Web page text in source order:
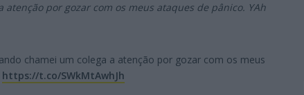
por gozar com os meus ataques de pânico. YAh
chamei um colega a atenção por gozar com os meus
https://t.co/SWkMtAwhJh